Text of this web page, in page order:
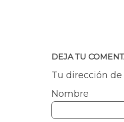
DEJA TU
Tu dirección
Nombre